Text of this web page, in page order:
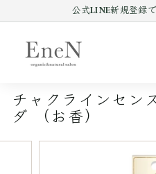
ン
る
公式LINE新規登録
N
o
n
l
チャクラインセン
ダ （お香）